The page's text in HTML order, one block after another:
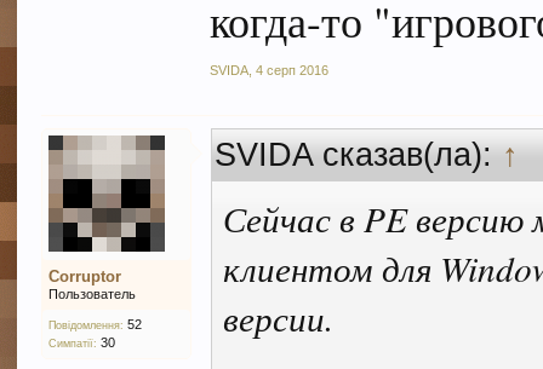
когда-то
SVIDA ,4 серп 2016
Corruptor
Пользователь
Повідомлення: 52
Симпатії: 30
SVIDA сказав(ла):↑
Сейчас в PE
клиентом для
версии.